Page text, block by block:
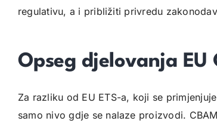
regulativu, a i približiti privredu
Opseg djelovanja EU
Za razliku od EU ETS-a, koji se
samo nivo gdje se nalaze proizvodi.